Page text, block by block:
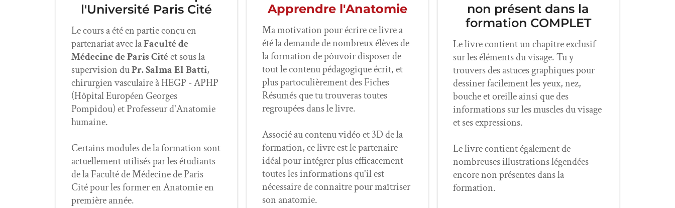
l'Université Paris Cité
Le cours a été en partie conçu en
partenariat avec laFaculté de
Médecine de Paris Citéet sous la
supervision duPr. Salma El Batti,
chirurgien vasculaire à HEGP - APHP
(Hôpital Européen Georges
Pompidou) et Professeur d'Anatomie
humaine.
Certains modules de la formation sont
actuellement utilisés par les étudiants
de la Faculté de Médecine de Paris
Cité pour les former en Anatomie en
première année.
Apprendre l'Anatomie
Ma motivation pour écrire ce livre a
été la demande de nombreux élèves de
la formation de pôuvoir disposer de
tout le contenu pédagogique écrit, et
plus partoculièrement des Fiches
Résumés que tu trouveras toutes
regroupées dans le livre.
Associé au contenu vidéo et 3D de la
formation, ce livre est le partenaire
idéal pour intégrer plus efficacement
toutes les informations qu'il est
nécessaire de connaitre pour maîtriser
son anatomie.
non présent dans la
formation COMPLET
Le livre contient un chapître exclusif
sur les éléments du visage. Tu y
trouvers des astuces graphiques pour
dessiner facilement les yeux, nez,
bouche et oreille ainsi que des
informations sur les muscles du visage
et ses expressions.
Le livre contient également de
nombreuses illustrations légendées
encore non présentes dans la
formation.